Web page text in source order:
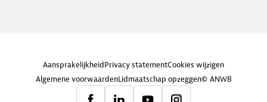
AansprakelijkheidPrivacy statementCookies wijzigen
Algemene voorwaardenLidmaatschap opzeggen© ANWB